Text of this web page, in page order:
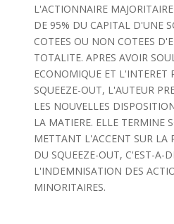
L'ACTIONNAIRE
DE 95% DU CAPITAL D'UNE
COTEES OU NON COTEES
TOTALITE. APRES AVOIR
ECONOMIQUE ET L'INTERET
SQUEEZE-OUT, L'AUTEUR
LES NOUVELLES
LA MATIERE. ELLE TERMINE
METTANT L'ACCENT SUR LA
DU SQUEEZE-OUT, C'EST-A-
L'INDEMNISATION DES
MINORITAIRES.